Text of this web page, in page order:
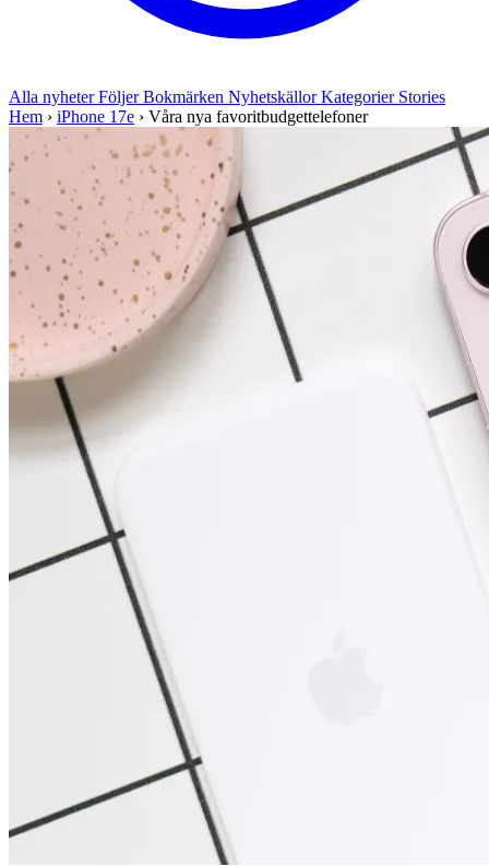
Alla nyheterFöljerBokmärken NyhetskällorKategorier Stories
Hem › iPhone 17e › Våra nya favoritbudgettelefoner